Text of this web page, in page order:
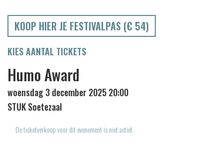
KOOP HIER JE FESTIVALPAS (€ 54)
KIES AANTAL TICKETS
Humo Award
woensdag 3 december 2025 20:00
STUK Soetezaal
De ticketverkoop voor dit evenement is niet actief.